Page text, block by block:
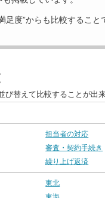
足度”からも比較すること
替えて比較することが出来
担当者の対応
審査・契約手続き
繰り上げ返済
東北